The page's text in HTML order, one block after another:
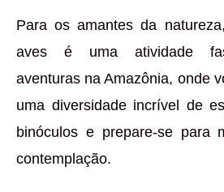
Para os amantes da
aves é uma atividade
aventuras na Amazônia, onde
uma diversidade incrível de
binóculos e prepare-se para
contemplação.